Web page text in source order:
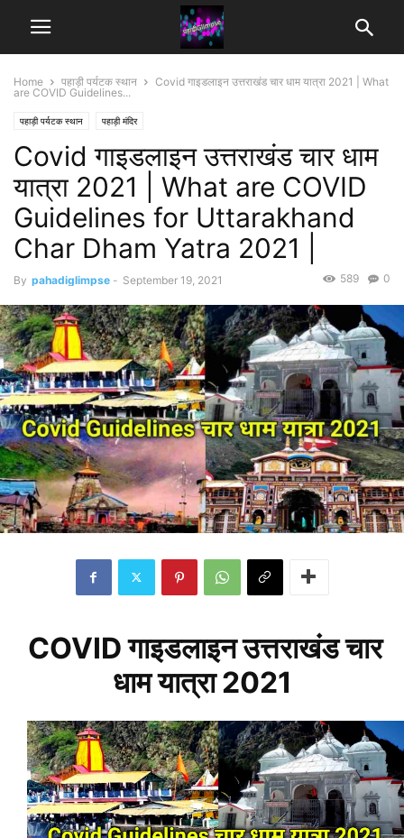
Home पहाड़ी पर्यटक स्थान
Covid गाइडलाइन उत्तराखंड चार धाम यात्रा 2021 | What
are COVID Guidelines...
पहाड़ी पर्यटक स्थान पहाड़ी मंदिर
Covid गाइडलाइन उत्तराखंड चार धाम
यात्रा 2021 | What are COVID
Guidelines for Uttarakhand
Char Dham Yatra 2021 |
By pahadiglimpse - September 19, 2021 0
589
COVID गाइडलाइन उत्तराखंड चार
धाम यात्रा 2021